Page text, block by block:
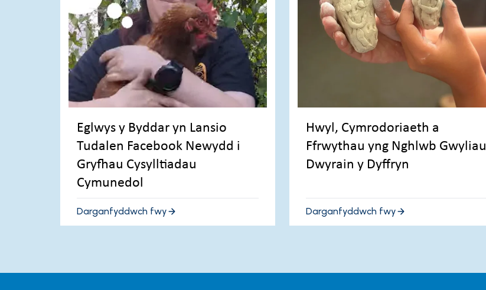
Eglwys y Byddar yn Lansio
Tudalen Facebook Newydd i
Gryfhau Cysylltiadau
Cymunedol
Darganfyddwch fwy
Hwyl, Cymrodoriaeth a
Ffrwythau yng Nghlwb Gwyliau
Dwyrain y Dyffryn
Darganfyddwch fwy